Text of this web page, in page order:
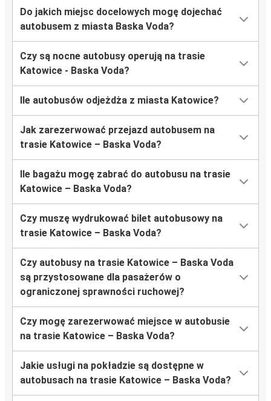
Do jakich miejsc docelowych mogę dojechać
autobusem z miasta Baska Voda?
Czy są nocne autobusy operują na trasie
Katowice - Baska Voda?
Ile autobusów odjeżdża z miasta Katowice?
Jak zarezerwować przejazd autobusem na
trasie Katowice – Baska Voda?
Ile bagażu mogę zabrać do autobusu na trasie
Katowice – Baska Voda?
Czy muszę wydrukować bilet autobusowy na
trasie Katowice – Baska Voda?
Czy autobusy na trasie Katowice – Baska Voda
są przystosowane dla pasażerów o
ograniczonej sprawności ruchowej?
Czy mogę zarezerwować miejsce w autobusie
na trasie Katowice – Baska Voda?
Jakie usługi na pokładzie są dostępne w
autobusach na trasie Katowice – Baska Voda?